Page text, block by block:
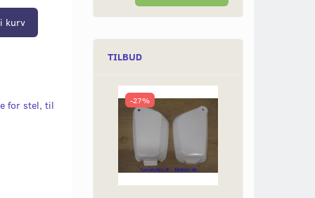
kurv
for stel, til
TILBUD
-27%